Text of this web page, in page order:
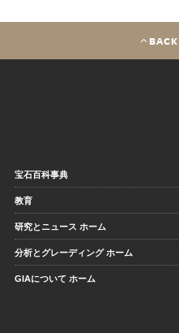
宝石百科事典
教育
研究とニュース ホーム
分析とグレーディング ホーム
GIAについて ホーム